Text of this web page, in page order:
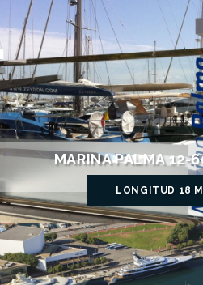
MARINA PALMA 12-
LONGITUD 18